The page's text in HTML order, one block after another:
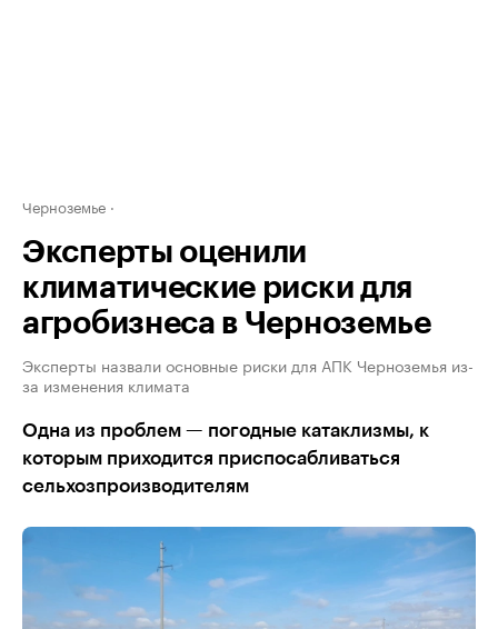
Черноземье
Эксперты оценили
климатические риски для
агробизнеса в Черноземье
Эксперты назвали основные риски для АПК Черноземья из-
за изменения климата
Одна из проблем — погодные катаклизмы, к
которым приходится приспосабливаться
сельхозпроизводителям